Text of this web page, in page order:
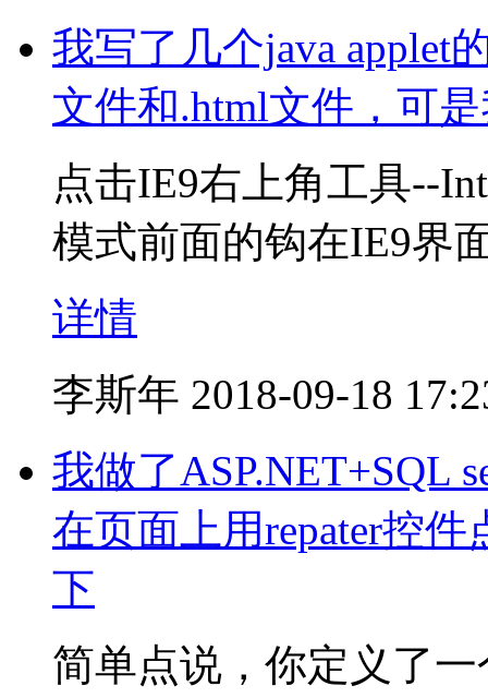
我写了几个java applet
文件和.html文件，可
点击IE9右上角工具--
模式前面的钩在IE9界
详情
李斯年 2018-09-18
我做了ASP.NET+SQL
在页面上用repater控
下
简单点说，你定义了一